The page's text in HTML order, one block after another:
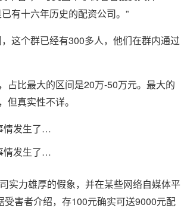
有十六年历史的配资公司。”
这个群已经有300多人，他们在群内通过
占比最大的区间是20万-50万元。最大的
真实性不详。
实力雄厚的假象，并在某些网络自媒体平
害者介绍，存100元确实可送9000元配